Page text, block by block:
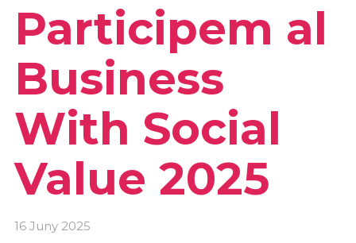
Participem al
Business
With Social
Value 2025
16 Juny 2025